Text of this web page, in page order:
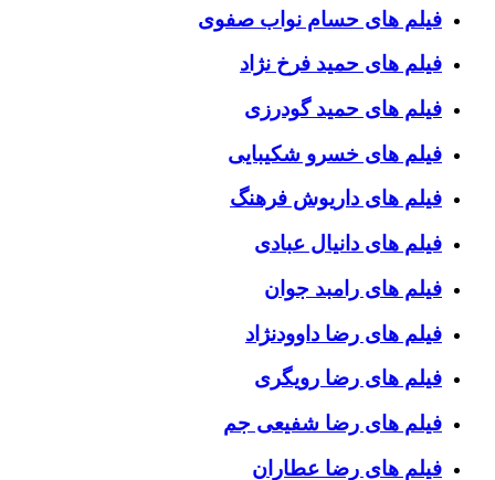
فیلم های حسام نواب صفوی
فیلم های حمید فرخ نژاد
فیلم های حمید گودرزی
فیلم های خسرو شکیبایی
فیلم های داریوش فرهنگ
فیلم های دانیال عبادی
فیلم های رامبد جوان
فیلم های رضا داوودنژاد
فیلم های رضا رویگری
فیلم های رضا شفیعی جم
فیلم های رضا عطاران